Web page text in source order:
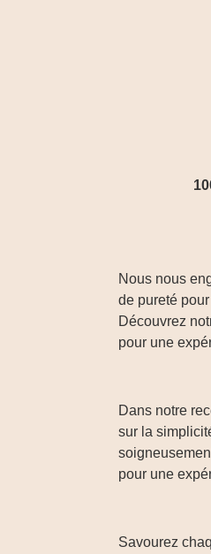
Nous nous
de pureté
Découvrez
pour une
Dans notre
sur la
pour une
Savourez